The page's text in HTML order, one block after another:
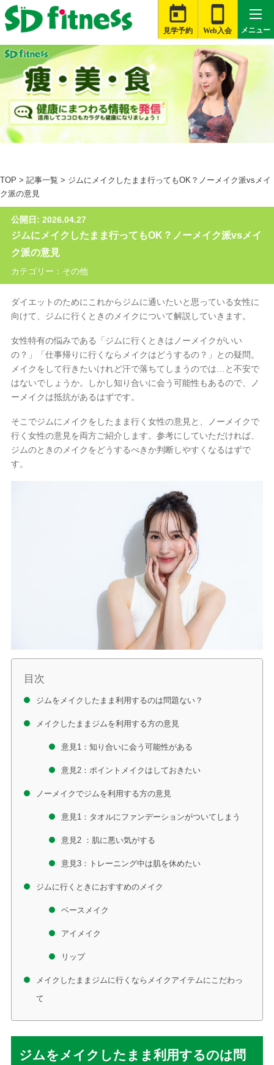

見学予約

Web入会 メニュー

札幌白石店
大河原店
津藤方店
富士伝法店
旭店

TOP > 記事一覧 > ジムにメイクしたまま行ってもOK？ノーメイク派vsメイ
ク派の意見
公開日: 2026.04.27
ジムにメイクしたまま行ってもOK？ノーメイク派vsメイ
ク派の意見
カテゴリー：その他
ダイエットのためにこれからジムに通いたいと思っている女性に
向けて、ジムに行くときのメイクについて解説していきます。
女性特有の悩みである「ジムに行くときはノーメイクがいい
の？」「仕事帰りに行くならメイクはどうするの？」との疑問。
メイクをして行きたいけれど汗で落ちてしまうのでは…と不安で
はないでしょうか。しかし知り合いに会う可能性もあるので、ノ
ーメイクは抵抗があるはずです。
そこでジムにメイクをしたまま行く女性の意見と、ノーメイクで
行く女性の意見を両方ご紹介します。参考にしていただければ、
ジムのときのメイクをどうするべきか判断しやすくなるはずで
す。
目次
ジムをメイクしたまま利用するのは問題ない？
メイクしたままジムを利用する方の意見
意見1：知り合いに会う可能性がある
意見2：ポイントメイクはしておきたい
ノーメイクでジムを利用する方の意見
意見1：タオルにファンデーションがついてしまう
意見2 ：肌に悪い気がする
意見3：トレーニング中は肌を休めたい
ジムに行くときにおすすめのメイク
ベースメイク
アイメイク
リップ
メイクしたままジムに行くならメイクアイテムにこだわっ
て
ジムをメイクしたまま利用するのは問